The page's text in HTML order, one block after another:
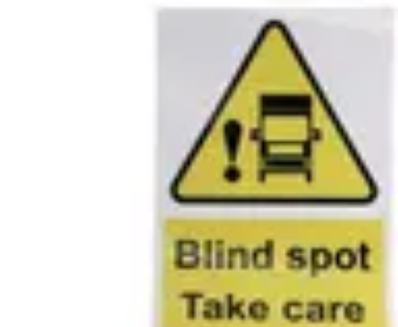
Estrategias de
Verificación de información